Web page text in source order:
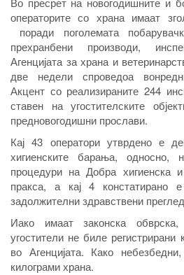
операторите со храна имаат
поради поголемата
прехранбени производи,
Агенцијата за храна и
две недели спроведоа
Акцент со реализираните 244
ставен на угостителските
предновогодишни прослави.
Кај 43 оператори утврдено е
хигиенските барања, односно,
процедури на Добра хигиенска
пракса, а кај 4 констатирано
задолжителни здравствени
Иако имаат законска
угостители не биле регистрирани
во Агенцијата. Како
килограми храна.